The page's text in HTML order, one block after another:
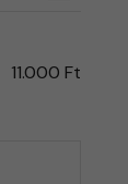
11.000 Ft